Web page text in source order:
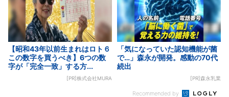
【昭和43年以前生まれはロト６
この数字を買うべき】6つの数
字が「完全一致」する方...
[PR]株式会社MURA
「気になっていた認知機能が菌
で…」森永が開発。感動の70代
続出
[PR]森永乳業
Recommended by